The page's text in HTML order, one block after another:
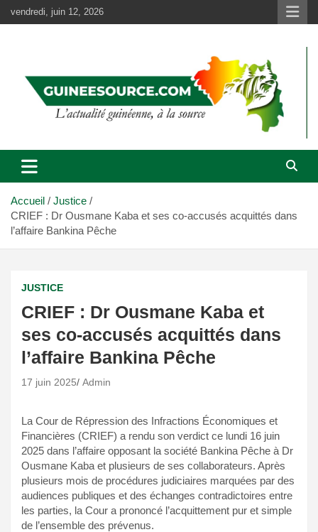
au
vendredi, juin 12, 2026
Accueil
Justice
CRIEF : Dr Ousmane Kaba et ses co-accusés acquittés dans
l’affaire Bankina Pêche
JUSTICE
CRIEF : Dr Ousmane Kaba et
ses co-accusés acquittés dans
l’affaire Bankina Pêche
17 juin 2025 Admin
La Cour de Répression des Infractions Économiques et
Financières (CRIEF) a rendu son verdict ce lundi 16 juin
2025 dans l’affaire opposant la société Bankina Pêche à Dr
Ousmane Kaba et plusieurs de ses collaborateurs. Après
plusieurs mois de procédures judiciaires marquées par des
audiences publiques et des échanges contradictoires entre
les parties, la Cour a prononcé l’acquittement pur et simple
de l’ensemble des prévenus.